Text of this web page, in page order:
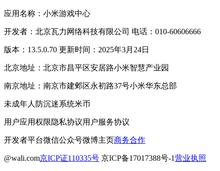
应用名称：小米游戏中心
开发者：北京瓦力网络科技有限公司 电话：010-60606666
版本：13.5.0.70 更新时间：2025年3月24日
北京地址：北京市昌平区安居路小米智慧产业园
南京地址：南京市建邺区永初路37号小米华东总部
未成年人防沉迷系统米币
用户应用权限隐私协议用户服务协议
开发者平台微信公众号微博主页商务合作
@wali.com京ICP证110335号 京ICP备17017388号-1营业执照